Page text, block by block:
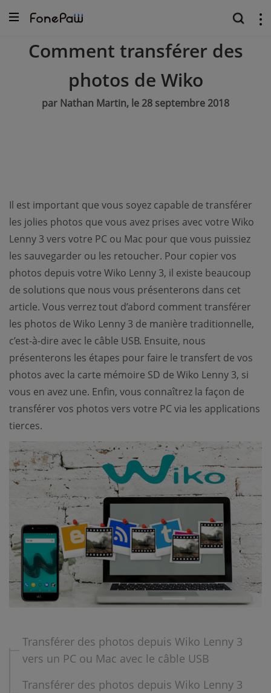
Comment transférer des
photos de Wiko
par Nathan Martin, le 28 septembre 2018
Il est important que vous soyez capable de transférer
les jolies photos que vous avez prises avec votre Wiko
Lenny 3 vers votre PC ou Mac pour que vous puissiez
les sauvegarder ou les retoucher. Pour copier vos
photos depuis votre Wiko Lenny 3, il existe beaucoup
de solutions que nous vous présenterons dans cet
article. Vous verrez tout d’abord comment transférer
les photos de Wiko Lenny 3 de manière traditionnelle,
c’est-à-dire avec le câble USB. Ensuite, nous
présenterons les étapes pour faire le transfert de vos
photos avec la carte mémoire SD de Wiko Lenny 3, si
vous en avez une. Enfin, vous connaîtrez la façon de
transférer vos photos vers votre PC via les applications
tierces.
Transférer des photos depuis Wiko Lenny 3
vers un PC ou Mac avec le câble USB
Transférer des photos depuis Wiko Lenny 3